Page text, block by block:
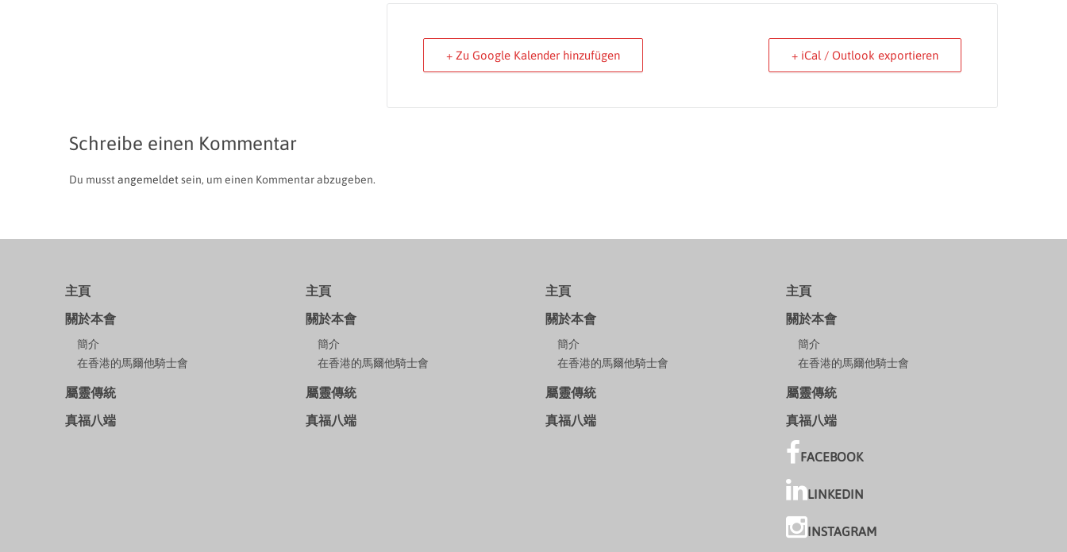
+ Zu Google Kalender hinzufügen + iCal / Outlook exportieren
Schreibe einen Kommentar
Du musst angemeldet sein, um einen Kommentar abzugeben.
主頁
關於本會
簡介
在香港的馬爾他騎士會
屬靈傳統
真福八端
主頁
關於本會
簡介
在香港的馬爾他騎士會
屬靈傳統
真福八端
主頁
關於本會
簡介
在香港的馬爾他騎士會
屬靈傳統
真福八端
主頁
關於本會
簡介
在香港的馬爾他騎士會
屬靈傳統
真福八端
FACEBOOK
LINKEDIN
INSTAGRAM